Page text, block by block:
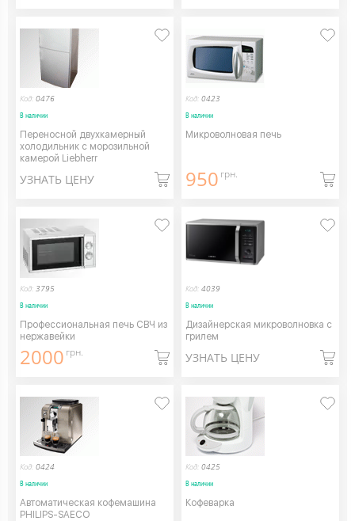
Код: 0476
В наличии
Переносной двухкамерный
холодильник с морозильной
камерой Liebherr
УЗНАТЬ ЦЕНУ
Код: 0423
В наличии
Микроволновая печь
950 грн.
Код: 3795
В наличии
Профессиональная печь СВЧ из
нержавейки
2000 грн.
Код: 4039
В наличии
Дизайнерская микроволновка с
грилем
УЗНАТЬ ЦЕНУ
Код: 0424
В наличии
Автоматическая кофемашина
PHILIPS-SAECO
Код: 0425
В наличии
Кофеварка